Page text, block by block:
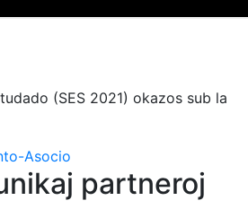
(SES 2021) okazos sub la
partneroj